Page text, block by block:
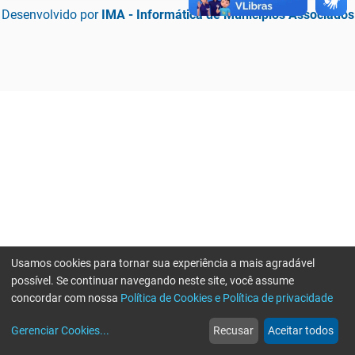
Desenvolvido por IMA - Informática de Municípios Associados
web
Notícias
more_horiz
Mais
Usamos cookies para tornar sua experiência a mais agradável
possível. Se continuar navegando neste site, você assume
concordar com nossa Política de Cookies e Política de privacidade
Gerenciar Cookies... Recusar Aceitar todos
Erro ao enviar informações, por favor tente novamente